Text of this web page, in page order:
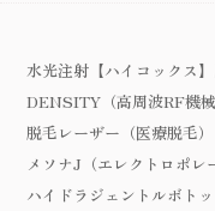
水光注射【ハイコックス】
DENSITY（高周波RF機
脱毛レーザー（医療脱毛）
メソナJ（エレクトロポレ
ハイドラジェントルボト